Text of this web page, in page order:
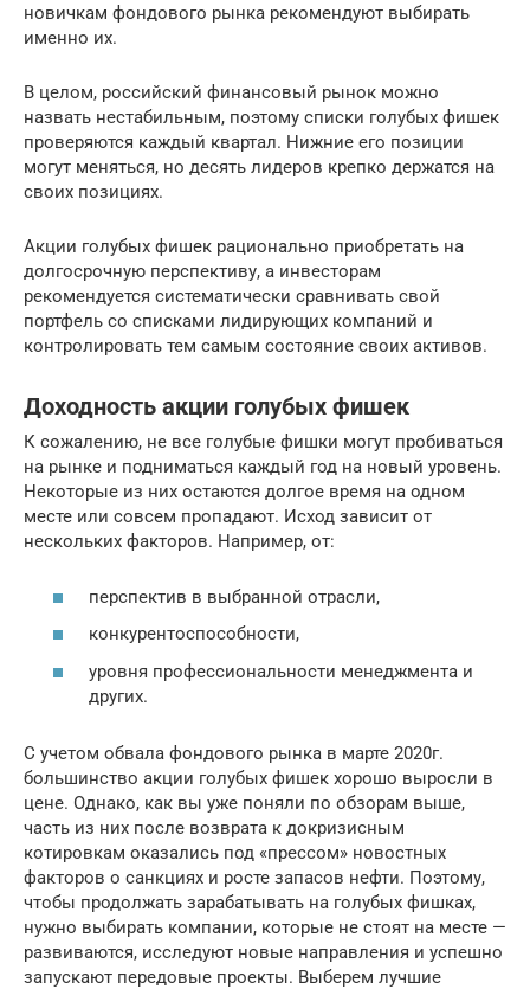
новичкам фондового рынка рекомендуют выбирать
именно их.
В целом, российский финансовый рынок можно
назвать нестабильным, поэтому списки голубых фишек
проверяются каждый квартал. Нижние его позиции
могут меняться, но десять лидеров крепко держатся на
своих позициях.
Акции голубых фишек рационально приобретать на
долгосрочную перспективу, а инвесторам
рекомендуется систематически сравнивать свой
портфель со списками лидирующих компаний и
контролировать тем самым состояние своих активов.
Доходность акции голубых фишек
К сожалению, не все голубые фишки могут пробиваться
на рынке и подниматься каждый год на новый уровень.
Некоторые из них остаются долгое время на одном
месте или совсем пропадают. Исход зависит от
нескольких факторов. Например, от:
перспектив в выбранной отрасли,
конкурентоспособности,
уровня профессиональности менеджмента и
других.
С учетом обвала фондового рынка в марте 2020г.
большинство акции голубых фишек хорошо выросли в
цене. Однако, как вы уже поняли по обзорам выше,
часть из них после возврата к докризисным
котировкам оказались под «прессом» новостных
факторов о санкциях и росте запасов нефти. Поэтому,
чтобы продолжать зарабатывать на голубых фишках,
нужно выбирать компании, которые не стоят на месте —
развиваются, исследуют новые направления и успешно
запускают передовые проекты. Выберем лучшие